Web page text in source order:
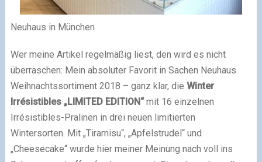
Neuhaus in München
Wer meine Artikel regelmäßig liest, den wird es nicht
überraschen: Mein absoluter Favorit in Sachen Neuhaus
Weihnachtssortiment 2018 – ganz klar, die Winter
Irrésistibles „LIMITED EDITION“mit 16 einzelnen
Irrésistibles-Pralinen in drei neuen limitierten
Wintersorten. Mit „Tiramisu“, „Apfelstrudel“ und
„Cheesecake“ wurde hier meiner Meinung nach voll ins